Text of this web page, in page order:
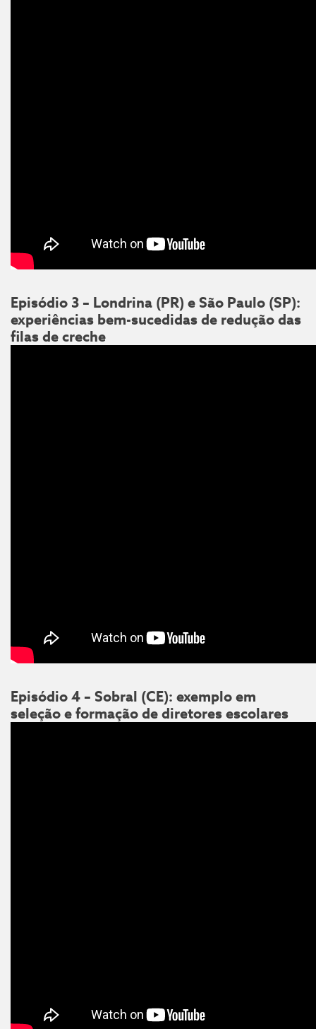
Episódio 3 – Londrina (PR) e São Paulo (SP):
experiências bem-sucedidas de redução das
filas de creche
Episódio 4 – Sobral (CE): exemplo em
seleção e formação de diretores escolares